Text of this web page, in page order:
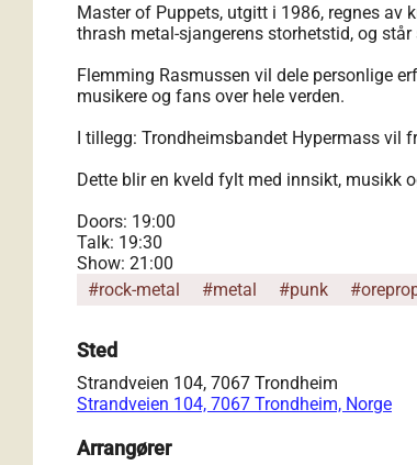
Master of Puppets, utgitt i 1986, regnes av
thrash metal-sjangerens storhetstid, og
Flemming Rasmussen vil dele personlige
musikere og fans over hele verden.
I tillegg: Trondheimsbandet Hypermass vil
Dette blir en kveld fylt med innsikt, musikk
Doors: 19:00
Talk: 19:30
Show: 21:00
#rock-metal
#metal #punk
Sted
Strandveien 104, 7067 Trondheim
Strandveien 104, 7067 Trondheim, Norge
Arrangører